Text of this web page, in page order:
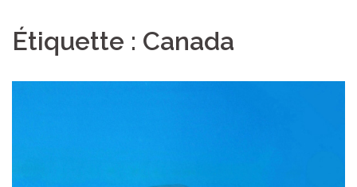
Étiquette : Canada